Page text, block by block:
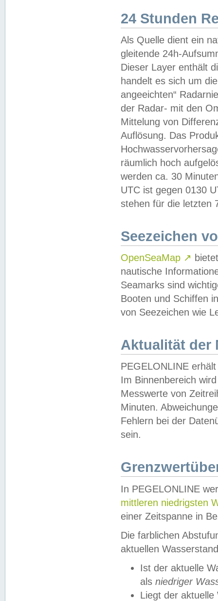
24 Stunden
Als Quelle dient ein
gleitende 24h-
Dieser Layer enthält
handelt es sich um
angeeichten“
der Radar- mit den
Mittelung von
Auflösung. Das
räumlich hoch
werden ca. 30
UTC ist gegen 0130
stehen für die letzten
Seezeichen
OpenSeaMap ↗
nautische
Seamarks sind
Booten und Schiffen
von Seezeichen wie
Aktualität der
PEGELONLINE
Im Binnenbereich
Messwerte von
Minuten.
Fehlern bei der
sein.
In PEGELONLINE
mittleren niedrigsten
einer Zeitspanne in
Die farblichen
aktuellen
Ist der aktuelle
als niedriger
Liegt der